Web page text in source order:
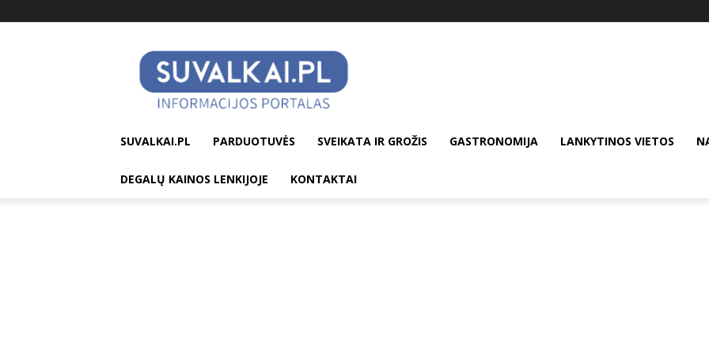
suvalkai.pl
SUVALKAI.PL PARDUOTUVĖS SVEIKATA IR GROŽIS GASTRONOMIJA LANKYTINOS VIETOS
DEGALŲ KAINOS LENKIJOJE KONTAKTAI